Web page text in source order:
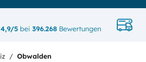
4,9/5 bei 396.268 Bewertungen
Obwalden